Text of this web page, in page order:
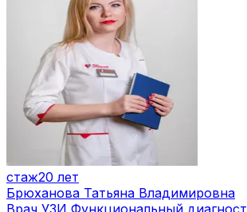
стаж20 лет
Брюханова Татьяна Владимировна
Врач УЗИ,Функциональный диагност